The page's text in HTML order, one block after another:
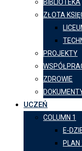
BIBLIOTEKA
ZŁOTA
PROJEKTY
ZDROWIE
UCZEŃ
COLUMN 1
E-